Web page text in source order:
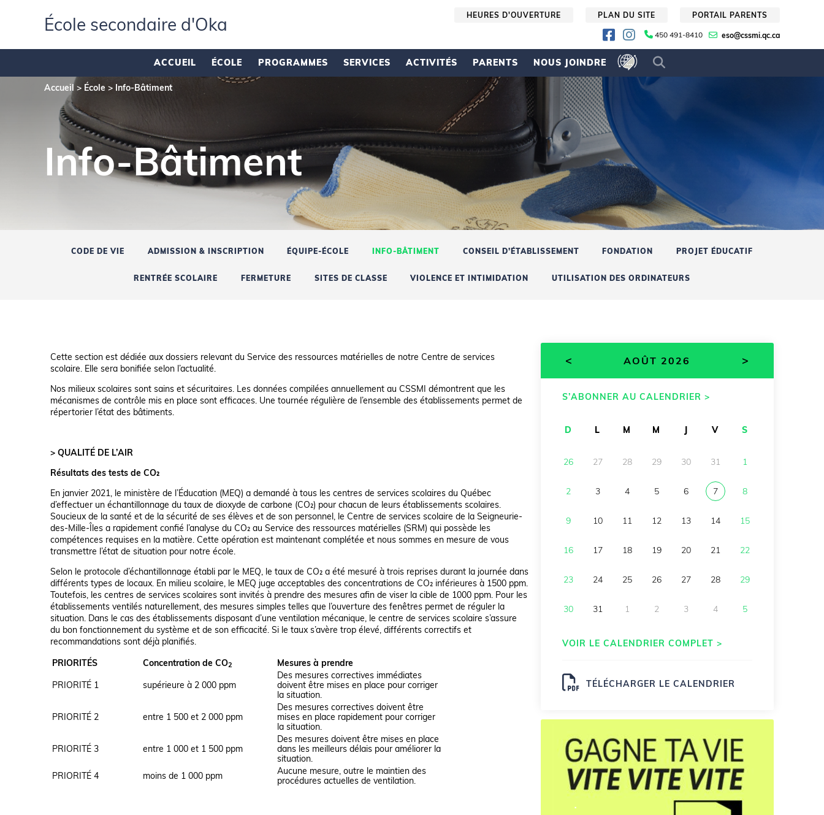
École secondaire d'Oka PLAN DU SITE PORTAIL PARENTS
HEURES D'OUVERTURE
450 491-8410 eso@cssmi.qc.ca
ACCUEIL ÉCOLE PROGRAMMES SERVICES ACTIVITÉS PARENTS NOUS JOINDRE
Accueil > École > Info-Bâtiment
Info-Bâtiment
CODE DE VIE ADMISSION & INSCRIPTION ÉQUIPE-ÉCOLE INFO-BÂTIMENT CONSEIL D’ÉTABLISSEMENT FONDATION PROJET ÉDUCATIF
RENTRÉE SCOLAIRE FERMETURE SITES DE CLASSE VIOLENCE ET INTIMIDATION UTILISATION DES ORDINATEURS
Cette section est dédiée aux dossiers relevant du Service des ressources matérielles de notre Centre de services
scolaire. Elle sera bonifiée selon l’actualité.
Nos milieux scolaires sont sains et sécuritaires. Les données compilées annuellement au CSSMI démontrent que les
mécanismes de contrôle mis en place sont efficaces. Une tournée régulière de l’ensemble des établissements permet de
répertorier l’état des bâtiments.
> QUALITÉ DE L’AIR
Résultats des tests de CO₂
En janvier 2021, le ministère de l’Éducation (MEQ) a demandé à tous les centres de services scolaires du Québec
d’effectuer un échantillonnage du taux de dioxyde de carbone (CO₂) pour chacun de leurs établissements scolaires.
Soucieux de la santé et de la sécurité de ses élèves et de son personnel, le Centre de services scolaire de la Seigneurie-
des-Mille-Îles a rapidement confié l’analyse du CO₂ au Service des ressources matérielles (SRM) qui possède les
compétences requises en la matière. Cette opération est maintenant complétée et nous sommes en mesure de vous
transmettre l’état de situation pour notre école.
Selon le protocole d’échantillonnage établi par le MEQ, le taux de CO₂ a été mesuré à trois reprises durant la journée dans
différents types de locaux. En milieu scolaire, le MEQ juge acceptables des concentrations de CO₂ inférieures à 1500 ppm.
Toutefois, les centres de services scolaires sont invités à prendre des mesures afin de viser la cible de 1000 ppm. Pour les
établissements ventilés naturellement, des mesures simples telles que l’ouverture des fenêtres permet de réguler la
situation. Dans le cas des établissements disposant d’une ventilation mécanique, le centre de services scolaire s’assure
du bon fonctionnement du système et de son efficacité. Si le taux s’avère trop élevé, différents correctifs et
recommandations sont déjà planifiés.
PRIORITÉS
Concentration de CO2
Mesures à prendre
PRIORITÉ 1
supérieure à 2 000 ppm
Des mesures correctives immédiates
doivent être mises en place pour corriger
la situation.
PRIORITÉ 2
entre 1 500 et 2 000 ppm
Des mesures correctives doivent être
mises en place rapidement pour corriger
la situation.
PRIORITÉ 3
entre 1 000 et 1 500 ppm
Des mesures doivent être mises en place
dans les meilleurs délais pour améliorer la
situation.
PRIORITÉ 4
moins de 1 000 ppm
Aucune mesure, outre le maintien des
procédures actuelles de ventilation.
< AOÛT 2026 >
S’ABONNER AU CALENDRIER >
D L M M J V S
26 27 28 29 30 31 1
2 3 4 5 6 7 8
9 10 11 12 13 14 15
16 17 18 19 20 21 22
23 24 25 26 27 28 29
30 31 1 2 3 4 5
VOIR LE CALENDRIER COMPLET >
TÉLÉCHARGER LE CALENDRIER
.